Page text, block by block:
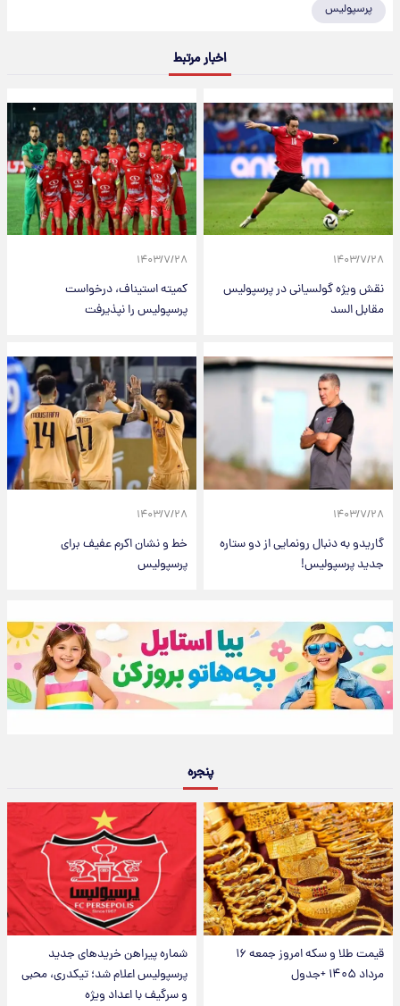
پرسپولیس
اخبار مرتبط
۱۴۰۳/۷/۲۸
نقش ویژه گولسیانی در پرسپولیس
مقابل السد
۱۴۰۳/۷/۲۸
کمیته استیناف، درخواست
پرسپولیس را نپذیرفت
۱۴۰۳/۷/۲۸
گاریدو به دنبال رونمایی از دو ستاره
جدید پرسپولیس!
۱۴۰۳/۷/۲۸
خط و نشان اکرم عفیف برای
پرسپولیس
پنجره
قیمت طلا و سکه امروز جمعه ۱۶
مرداد ۱۴۰۵ +جدول
شماره پیراهن خریدهای جدید
پرسپولیس اعلام شد؛ تیکدری، محبی
و سرگیف با اعداد ویژه